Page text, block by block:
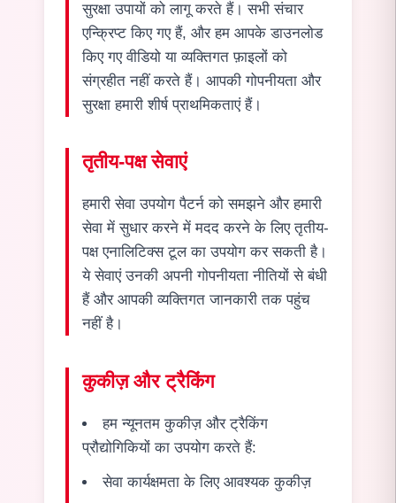
सुरक्षा उपायों को लागू करते हैं। सभी संचार
एन्क्रिप्ट किए गए हैं, और हम आपके डाउनलोड
किए गए वीडियो या व्यक्तिगत फ़ाइलों को
संग्रहीत नहीं करते हैं। आपकी गोपनीयता और
सुरक्षा हमारी शीर्ष प्राथमिकताएं हैं।
तृतीय-पक्ष सेवाएं
हमारी सेवा उपयोग पैटर्न को समझने और हमारी
सेवा में सुधार करने में मदद करने के लिए तृतीय-
पक्ष एनालिटिक्स टूल का उपयोग कर सकती है।
ये सेवाएं उनकी अपनी गोपनीयता नीतियों से बंधी
हैं और आपकी व्यक्तिगत जानकारी तक पहुंच
नहीं है।
कुकीज़ और ट्रैकिंग
हम न्यूनतम कुकीज़ और ट्रैकिंग
प्रौद्योगिकियों का उपयोग करते हैं:
सेवा कार्यक्षमता के लिए आवश्यक कुकीज़